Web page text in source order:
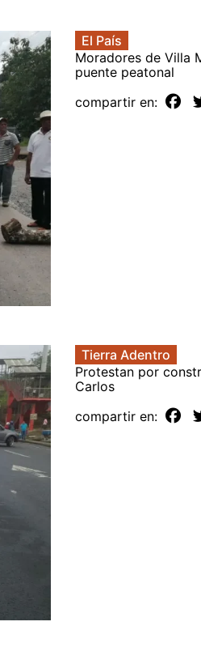
El País
Moradores de Villa
puente peatonal
compartir en:
Tierra Adentro
Protestan por
Carlos
compartir en: